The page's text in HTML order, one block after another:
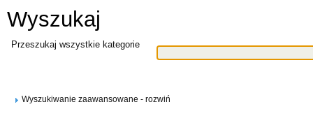
Wyszukaj
Przeszukaj wszystkie kategorie
Wyszukiwanie zaawansowane - rozwiń